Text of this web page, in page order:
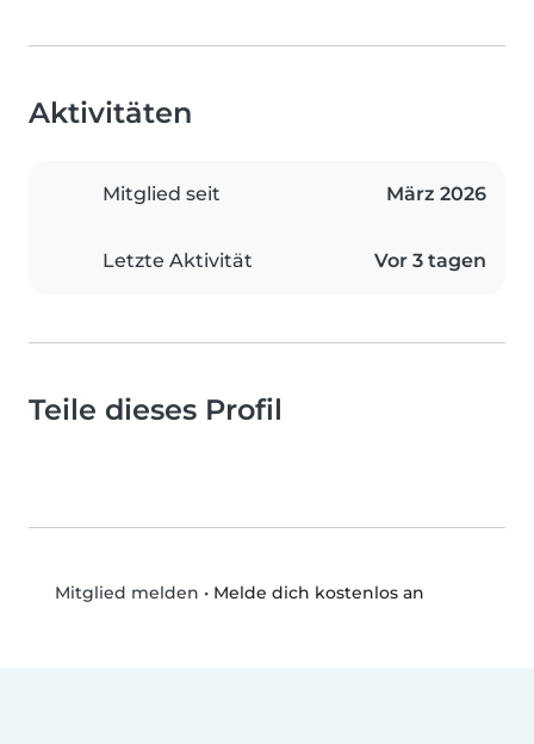
Aktivitäten
Mitglied seit März 2026
Letzte Aktivität Vor 3 tagen
Teile dieses Profil
Mitglied melden • Melde dich kostenlos an